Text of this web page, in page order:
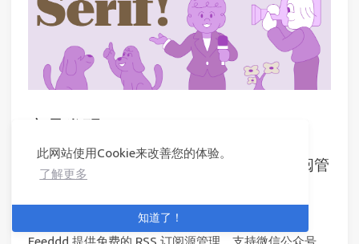
此网站使用Cookie来改善您的体验。
了解更多
知道了！
产品发现
Feeddd —— 免费的 RSS、微信公众号订阅管
理工具
https://feeddd.org/feeds
Feeddd 提供免费的 RSS 订阅源管理，支持微信公众号，